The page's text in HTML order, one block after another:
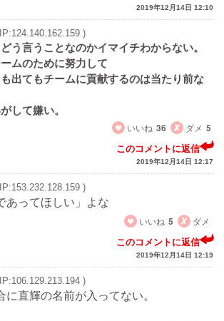
2019年12月14日 12:10
)
う言うことなのかイマイチわからない。
ムのために努力して
出てもチームに貢献するのは当たり前な
して嫌い。
いいね 36 ダメ 5
このコメントに返信
2019年12月14日 12:17
)
あってほしい」よな
いいね 5 ダメ
このコメントに返信
2019年12月14日 12:19
)
に直輝の名前が入ってない。